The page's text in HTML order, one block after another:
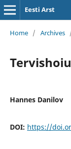
Eesti Arst
Home / Archives
Hannes Danilov
DOI: https://